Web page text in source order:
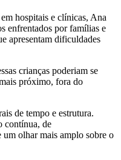
hospitais e clínicas, Ana
enfrentados por famílias e
apresentam dificuldades
crianças poderiam se
próximo, fora do
de tempo e estrutura.
contínua, de
olhar mais amplo sobre o